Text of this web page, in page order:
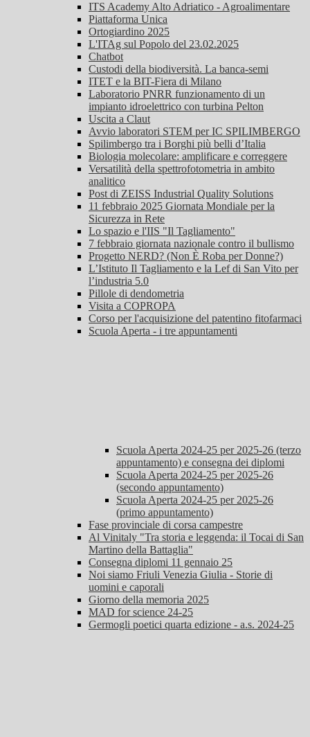
ITS Academy Alto Adriatico - Agroalimentare
Piattaforma Unica
Ortogiardino 2025
L'ITAg sul Popolo del 23.02.2025
Chatbot
Custodi della biodiversità. La banca-semi
ITET e la BIT-Fiera di Milano
Laboratorio PNRR funzionamento di un
impianto idroelettrico con turbina Pelton
Uscita a Claut
Avvio laboratori STEM per IC SPILIMBERGO
Spilimbergo tra i Borghi più belli d’Italia
Biologia molecolare: amplificare e correggere
Versatilità della spettrofotometria in ambito
analitico
Post di ZEISS Industrial Quality Solutions
11 febbraio 2025 Giornata Mondiale per la
Sicurezza in Rete
Lo spazio e l'IIS "Il Tagliamento"
7 febbraio giornata nazionale contro il bullismo
Progetto NERD? (Non È Roba per Donne?)
L’Istituto Il Tagliamento e la Lef di San Vito per
l’industria 5.0
Pillole di dendometria
Visita a COPROPA
Corso per l'acquisizione del patentino fitofarmaci
Scuola Aperta - i tre appuntamenti
Scuola Aperta 2024-25 per 2025-26 (terzo
appuntamento) e consegna dei diplomi
Scuola Aperta 2024-25 per 2025-26
(secondo appuntamento)
Scuola Aperta 2024-25 per 2025-26
(primo appuntamento)
Fase provinciale di corsa campestre
Al Vinitaly "Tra storia e leggenda: il Tocai di San
Martino della Battaglia"
Consegna diplomi 11 gennaio 25
Noi siamo Friuli Venezia Giulia - Storie di
uomini e caporali
Giorno della memoria 2025
MAD for science 24-25
Germogli poetici quarta edizione - a.s. 2024-25